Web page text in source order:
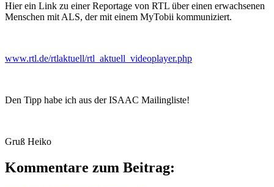
Hier ein Link zu einer Reportage von RTL über einen erwachsenen
Menschen mit ALS, der mit einem MyTobii kommuniziert.
www.rtl.de/rtlaktuell/rtl_aktuell_videoplayer.php
Den Tipp habe ich aus der ISAAC Mailingliste!
Gruß Heiko
Kommentare zum Beitrag: